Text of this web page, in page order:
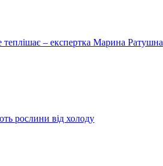
теплішає – експертка Марина Ратушна
рослини від холоду